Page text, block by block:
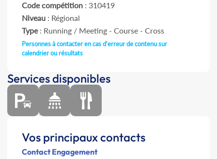
Code compétition : 310419
Niveau : Régional
Type: Running / Meeting - Course - Cross
Personnes à contacter en cas d'erreur de contenu sur
calendrier ou résultats
Services disponibles
Vos principaux contacts
Contact Engagement